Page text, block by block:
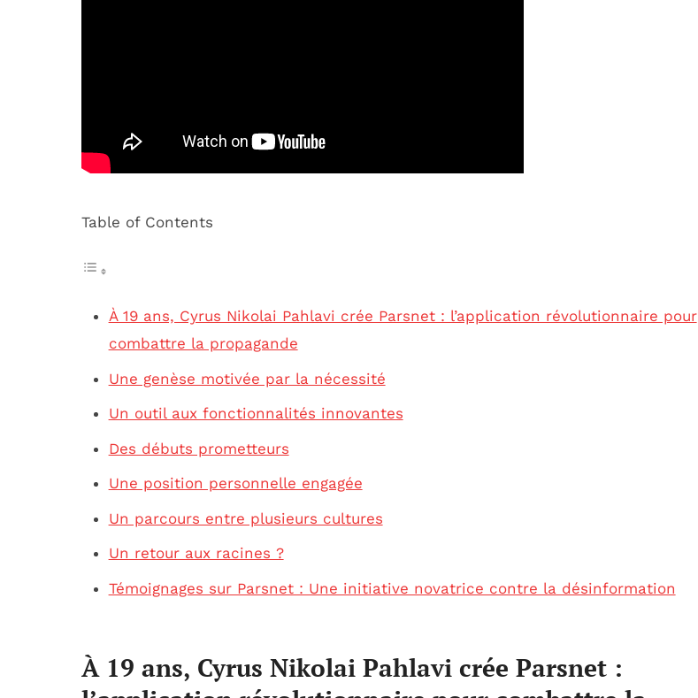
Table of Contents
À 19 ans, Cyrus Nikolai Pahlavi crée Parsnet : l’application révolutionnaire pour
combattre la propagande
Une genèse motivée par la nécessité
Un outil aux fonctionnalités innovantes
Des débuts prometteurs
Une position personnelle engagée
Un parcours entre plusieurs cultures
Un retour aux racines ?
Témoignages sur Parsnet : Une initiative novatrice contre la désinformation
À 19 ans, Cyrus Nikolai Pahlavi crée Parsnet :